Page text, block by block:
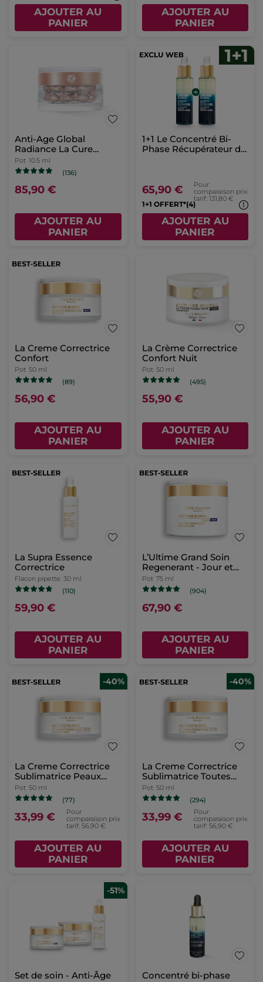
AJOUTER AU
PANIER
AJOUTER AU
PANIER
Anti-Age Global
Radiance La Cure
Illuminatrice
Pot 10.5 ml
(136)
85,90 €
AJOUTER AU
PANIER
1+1 Le Concentré Bi-
Phase Récupérateur de
65,90 €
Pour
comparaison prix
tarif: 131,80 €
1+1 OFFERT*(4)
AJOUTER AU
PANIER
La Creme Correctrice
Confort
Pot 50 ml
(89)
56,90 €
AJOUTER AU
PANIER
La Crème Correctrice
Confort Nuit
Pot 50 ml
(495)
55,90 €
AJOUTER AU
PANIER
La Supra Essence
Correctrice
Flacon pipette 30 ml
(110)
59,90 €
AJOUTER AU
PANIER
L’Ultime Grand Soin
Regenerant - Jour et
Nuit
Pot 75 ml
(904)
67,90 €
AJOUTER AU
PANIER
-40%
La Creme Correctrice
Sublimatrice Peaux
Sèches
Pot 50 ml
(77)
33,99 €
Pour
comparaison prix
tarif: 56,90 €
AJOUTER AU
PANIER
-40%
La Creme Correctrice
Sublimatrice Toutes
Peaux
Pot 50 ml
(294)
33,99 €
Pour
comparaison prix
tarif: 56,90 €
AJOUTER AU
PANIER
-51%
Set de soin - Anti-Âge
Concentré bi-phase